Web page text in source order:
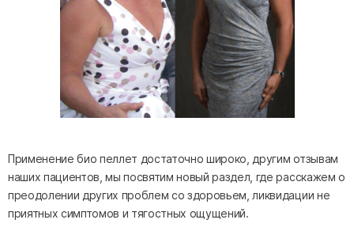
Применение био пеллет достаточно широко, другим отзывам
наших пациентов, мы посвятим новый раздел, где расскажем о
преодолении других проблем со здоровьем, ликвидации не
приятных симптомов и тягостных ощущений.